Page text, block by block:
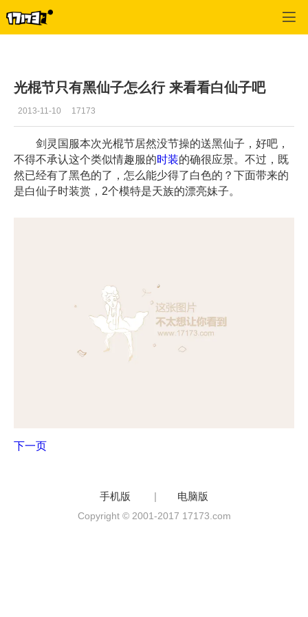
光棍节只有黑仙子怎么行 来看看白仙子吧
2013-11-10 17173
剑灵国服本次光棍节居然没节操的送黑仙子，好吧，
不得不承认这个类似情趣服的时装的确很应景。不过，既
然已经有了黑色的了，怎么能少得了白色的？下面带来的
是白仙子时装赏，2个模特是天族的漂亮妹子。
下一页
手机版 | 电脑版
Copyright © 2001-2017 17173.com